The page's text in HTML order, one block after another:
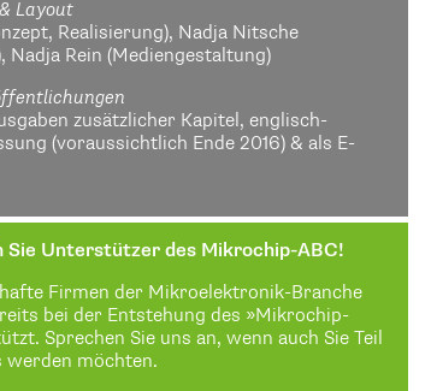
Layout
Realisierung), Nadja Nitsche
Nadja Rein (Mediengestaltung)
zusätzlicher Kapitel, englisch­
(voraussichtlich Ende 2016) & als E-
Sie Unterstützer des Mikrochip-ABC!
Firmen der Mikroelektronik-Branche
bei der Entstehung des »Mikrochip-
Sprechen Sie uns an, wenn auch Sie Teil
werden möchten.